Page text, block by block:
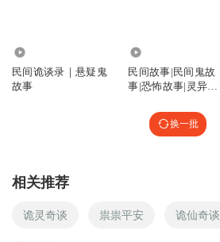
民间诡谈录｜悬疑鬼
故事
民间故事|民间鬼故
事|恐怖故事|灵异故
换一批
相关推荐
诡灵奇谈 祟祟平安 诡仙奇谈